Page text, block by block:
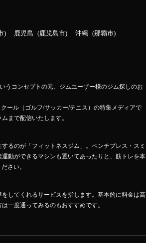
鹿児島 鹿児島市 沖縄 那覇市
うコンセプトの元、ジムユーザー様のジム探しのお
ール（ゴルフ/サッカー/テニス）の特集メディアで
まで配信いたします。
るのが「フィットネスジム」。ベンチプレス・スミ
動ができるマシンも置いてあったりと、筋トレを本
さい。
してくれるサービスを指します。基本的に料金は高
一度通ってみるのもおすすめです。